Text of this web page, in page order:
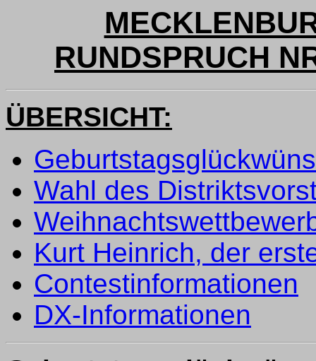
RUNDSPRUCH
ÜBERSICHT:
Wahl des
Kurt Heinrich, der
Contestinformationen
DX-Informationen